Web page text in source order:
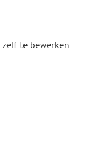
te bewerken